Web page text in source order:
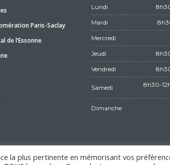
Paris-Saclay
de l’Essonne
Lundi
Mardi
Mercredi
Jeudi
Vendredi
Samedi
8h30-
Dimanche
la plus pertinente en mémorisant vos